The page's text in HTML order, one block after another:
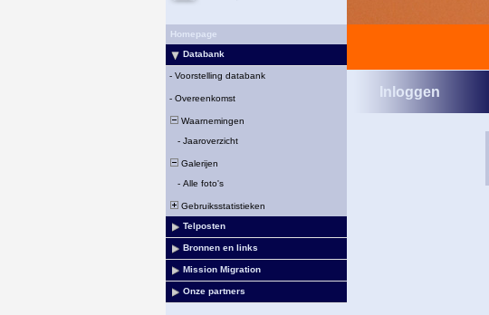
Homepage
Databank
- Voorstelling databank
- Overeenkomst
Waarnemingen
- Jaaroverzicht
Galerijen
- Alle foto's
Gebruiksstatistieken
Telposten
Bronnen en links
Mission Migration
Onze partners
Inloggen